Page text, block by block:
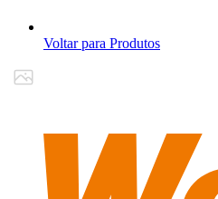
Voltar para Produtos